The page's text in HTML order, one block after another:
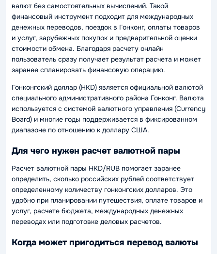
валют без самостоятельных вычислений. Такой
финансовый инструмент подходит для международных
денежных переводов, поездок в Гонконг, оплаты товаров
и услуг, зарубежных покупок и предварительной оценки
стоимости обмена. Благодаря расчету онлайн
пользователь сразу получает результат расчета и может
заранее спланировать финансовую операцию.
Гонконгский доллар (HKD) является официальной валютой
специального административного района Гонконг. Валюта
используется с системой валютного управления (Currency
Board) и многие годы поддерживается в фиксированном
диапазоне по отношению к доллару США.
Для чего нужен расчет валютной пары
Расчет валютной пары HKD/RUB помогает заранее
определить, сколько российских рублей соответствует
определенному количеству гонконгских долларов. Это
удобно при планировании путешествия, оплате товаров и
услуг, расчете бюджета, международных денежных
переводах или подготовке деловых расчетов.
Когда может пригодиться перевод валюты